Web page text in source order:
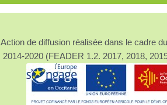
Action de diffusion réalisée dans le cadre
2014-2020 (FEADER 1.2. 2017, 2018,